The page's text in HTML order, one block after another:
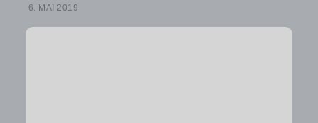
6. MAI 2019